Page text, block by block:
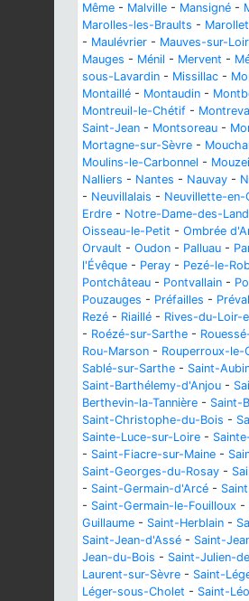
Même - Malville - Mansigné -
Marolles-les-Braults -
- Maulévrier - Mauves-sur-
Mauges - Ménil - Mervent -
sous-Lavardin - Missillac -
Montaillé - Montaudin -
Montreuil-le-Chétif -
Saint-Jean - Montsoreau -
Mortagne-sur-Sèvre -
Moulins-le-Carbonnel -
Nalliers - Nantes - Nauvay -
- Neuvillalais - Neuvillette-en-
Erdre - Notre-Dame-des-
Oisseau-le-Petit - Ombrée
Orvault - Oudon - Palluau -
l'Évêque - Peray - Pezé-le-
Pontchâteau - Pontvallain -
Pouzauges - Préfailles - Préval
Rezé - Riaillé - Rives-du-Loir-
- Roézé-sur-Sarthe -
Rou-Marson - Rouperroux-le-
Sablé-sur-Sarthe - Saint-
Saint-Barthélemy-d'Anjou -
Berthevin-la-Tannière - Saint-
Saint-Christophe-du-Bois -
Sainte-Luce-sur-Loire -
- Saint-Fiacre-sur-Maine -
Saint-Georges-du-Rosay -
- Saint-Germain-d'Arcé -
- Saint-Germain-le-Fouilloux -
Guillaume - Saint-Herblain -
Saint-Jean-d'Assé - Saint-
Jean-du-Bois - Saint-Julien-
Laurent-sur-Sèvre - Saint-
Léger-sous-Cholet - Saint-